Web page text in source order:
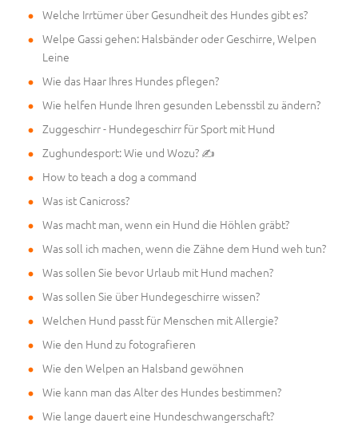
Welche Irrtümer über Gesundheit des Hundes gibt es?
Welpe Gassi gehen: Halsbänder oder Geschirre, Welpen
Leine
Wie das Haar Ihres Hundes pflegen?
Wie helfen Hunde Ihren gesunden Lebensstil zu ändern?
Zuggeschirr - Hundegeschirr für Sport mit Hund
Zughundesport: Wie und Wozu? ✍
How to teach a dog a command
Was ist Canicross?
Was macht man, wenn ein Hund die Höhlen gräbt?
Was soll ich machen, wenn die Zähne dem Hund weh tun?
Was sollen Sie bevor Urlaub mit Hund machen?
Was sollen Sie über Hundegeschirre wissen?
Welchen Hund passt für Menschen mit Allergie?
Wie den Hund zu fotografieren
Wie den Welpen an Halsband gewöhnen
Wie kann man das Alter des Hundes bestimmen?
Wie lange dauert eine Hundeschwangerschaft?